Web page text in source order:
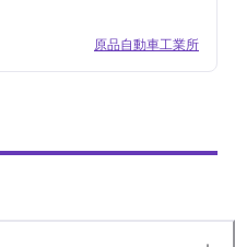
原品自動車工業所